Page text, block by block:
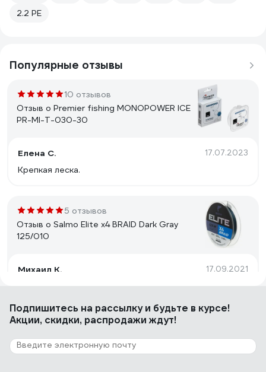
2.2 PE
Популярные отзывы
10 отзывов
Отзыв о Premier fishing MONOPOWER ICE
PR-MI-T-030-30
Елена С. 17.07.2023
Крепкая леска.
5 отзывов
Отзыв о Salmo Elite х4 BRAID Dark Gray
125/010
Михаил К. 17.09.2021
Качество.
20 отзывов
Отзыв о Lucky John Vanrex х8 BRAID Fluo
Green 125/012
Подпишитесь на рассылкуи будьте в курсе!
Акции, скидки, распродажи ждут!